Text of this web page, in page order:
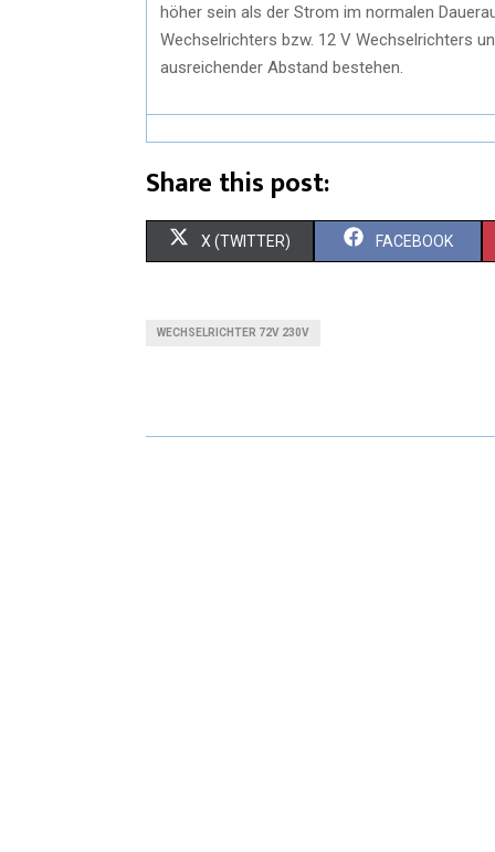
höher sein als der Strom im normalen
Wechselrichters bzw. 12 V Wechselrichters
ausreichender Abstand bestehen.
Share this post:
X (TWITTER) FACEBOOK
WECHSELRICHTER 72V 230V